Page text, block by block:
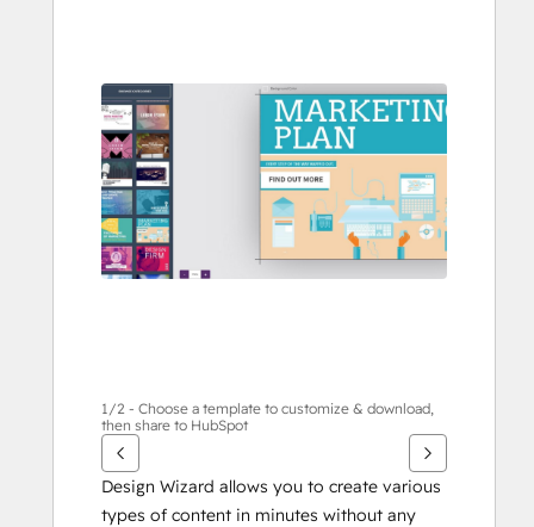
을
보
려
면
화
살
표
하
십
시
오.
1/2 - Choose a template to customize & download,
then share to HubSpot
Design Wizard allows you to create various
types of content in minutes without any